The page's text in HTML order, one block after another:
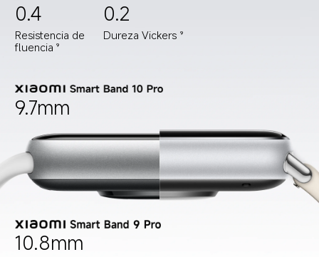
0.4
Resistencia de
fluencia 9
0.2
Dureza Vickers 9
9.7mm
10.8mm